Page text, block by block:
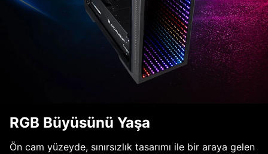
RGB Büyüsünü Yaşa
Ön cam yüzeyde, sınırsızlık tasarımı ile bir araya gelen